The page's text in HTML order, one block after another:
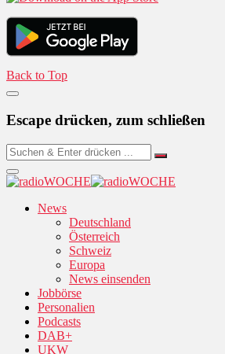
Back to Top
Escape drücken, zum schließen
News
Deutschland
Österreich
Schweiz
Europa
News einsenden
Jobbörse
Personalien
Podcasts
DAB+
UKW